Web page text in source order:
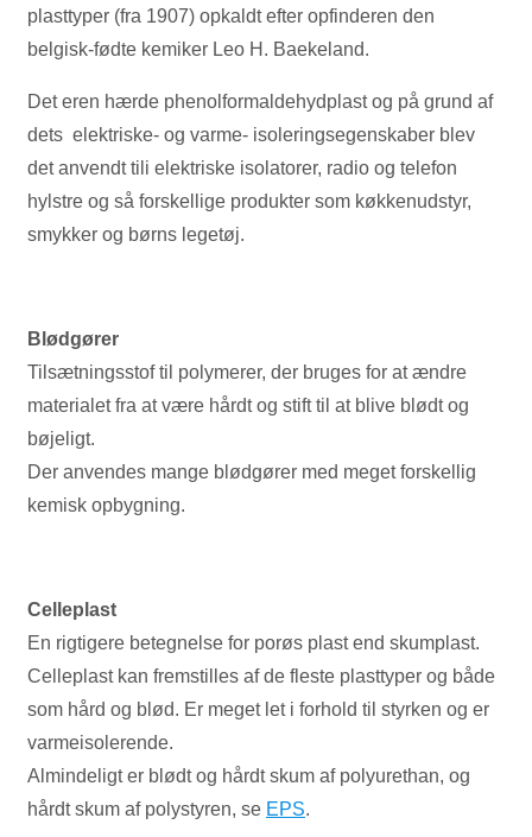
plasttyper (fra 1907) opkaldt efter opfinderen den
belgisk-fødte kemiker Leo H. Baekeland.
Det eren hærde phenolformaldehydplast og på grund af
dets elektriske- og varme- isoleringsegenskaber blev
det anvendt tili elektriske isolatorer, radio og telefon
hylstre og så forskellige produkter som køkkenudstyr,
smykker og børns legetøj.
Blødgører
Tilsætningsstof til polymerer, der bruges for at ændre
materialet fra at være hårdt og stift til at blive blødt og
bøjeligt.
Der anvendes mange blødgører med meget forskellig
kemisk opbygning.
Celleplast
En rigtigere betegnelse for porøs plast end skumplast.
Celleplast kan fremstilles af de fleste plasttyper og både
som hård og blød. Er meget let i forhold til styrken og er
varmeisolerende.
Almindeligt er blødt og hårdt skum af polyurethan, og
hårdt skum af polystyren, se EPS.